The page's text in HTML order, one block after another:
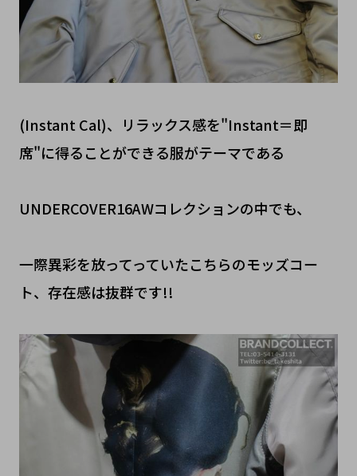
(Instant Cal)、リラックス感を"Instant＝即
席"に得ることができる服がテーマである
UNDERCOVER16AWコレクションの中でも、
一際異彩を放ってっていたこちらのモッズコー
ト、存在感は抜群です!!